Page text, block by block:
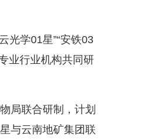
学01星”“安铁03
业行业机构共同研
局联合研制，计划
与云南地矿集团联